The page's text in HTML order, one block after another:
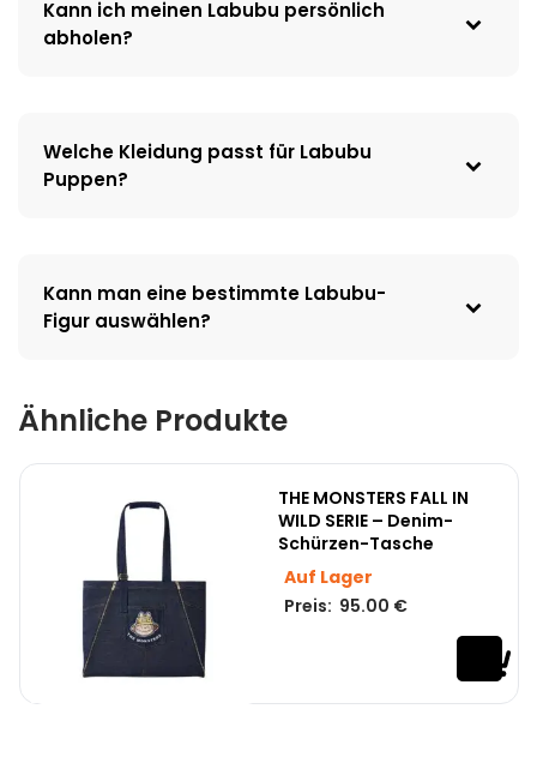
Kann ich meinen Labubu persönlich
abholen?
Welche Kleidung passt für Labubu
Puppen?
Kann man eine bestimmte Labubu-
Figur auswählen?
Ähnliche Produkte
THE MONSTERS FALL IN
WILD SERIE – Denim-
Schürzen-Tasche
Auf Lager
Preis: 95.00 €